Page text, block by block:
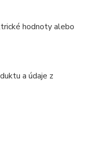
hodnoty alebo
a údaje z